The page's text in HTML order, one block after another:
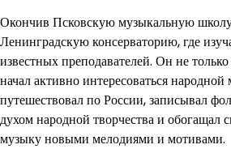
Окончив Псковскую музыкальную
Ленинградскую консерваторию, где
известных преподавателей. Он не
начал активно интересоваться
путешествовал по России, записывал
духом народной творчества и обогащал
музыку новыми мелодиями и мотивами.